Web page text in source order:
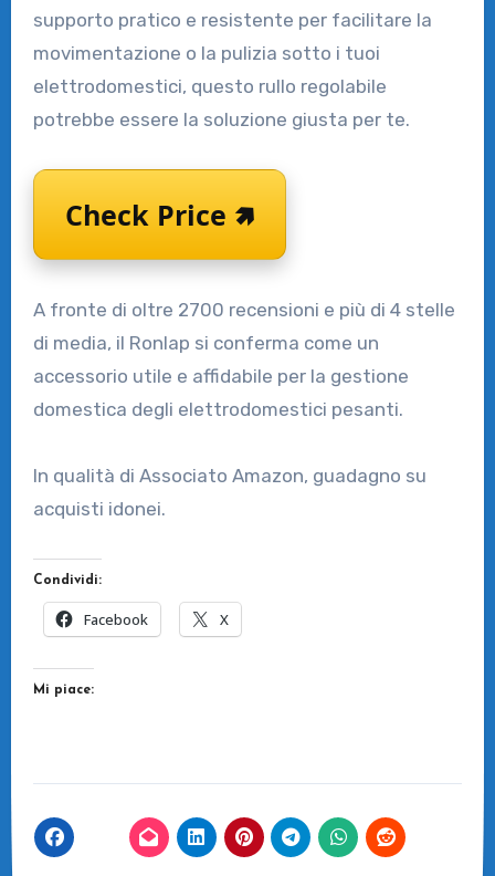
supporto pratico e resistente per facilitare la
movimentazione o la pulizia sotto i tuoi
elettrodomestici, questo rullo regolabile
potrebbe essere la soluzione giusta per te.
Check Price 🢅
A fronte di oltre 2700 recensioni e più di 4 stelle
di media, il Ronlap si conferma come un
accessorio utile e affidabile per la gestione
domestica degli elettrodomestici pesanti.
In qualità di Associato Amazon, guadagno su
acquisti idonei.
Condividi:
Facebook X
Mi piace: